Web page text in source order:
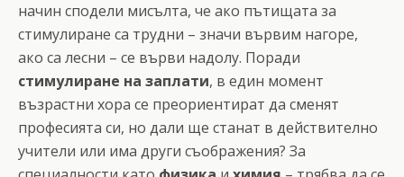
начин сподели мисълта, че ако пътищата за
стимулиране са трудни – значи вървим нагоре,
ако са лесни – се върви надолу. Поради
стимулиране на заплати, в един момент
възрастни хора се преориентират да сменят
професията си, но дали ще станат в действително
учители или има други съображения? За